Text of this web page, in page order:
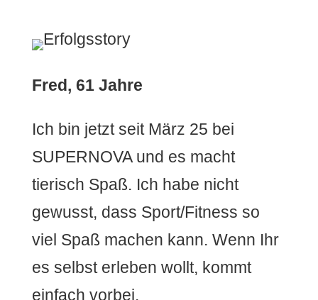
Fred, 61Jahre
Ich bin jetzt seit März 25 bei
SUPERNOVA und es macht
tierisch Spaß. Ich habe nicht
gewusst, dass Sport/Fitness so
viel Spaß machen kann. Wenn Ihr
es selbst erleben wollt, kommt
einfach vorbei.